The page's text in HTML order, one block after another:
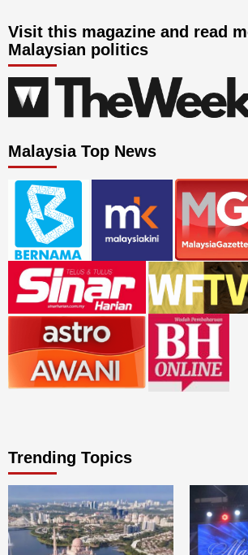
Visit this magazine and read
Malaysian politics
Malaysia Top News
Trending Topics